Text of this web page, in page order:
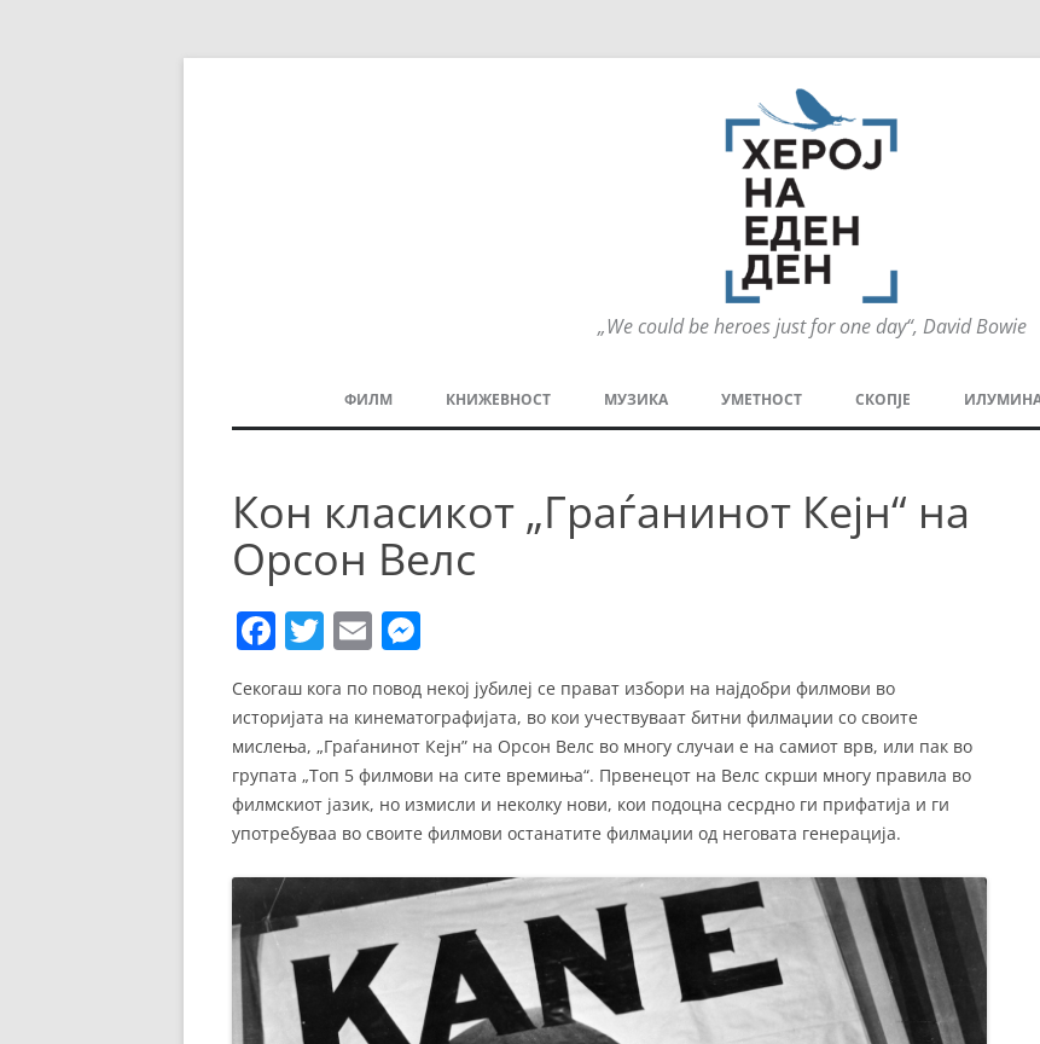
„We could be heroes just for one day“, David Bowie
содржината
ФИЛМ
ЕВРОПСКИ ФИЛМ
ФЕСТИВАЛИ
ФИЛМОПОЛИС
КНИЖЕВНОСТ МУЗИКА УМЕТНОСТ
ТЕАТАР
СКОПЈЕ
Кон класикот „Граѓанинот Кејн“ на
Орсон Велс
F
c
e
b
o
k
T
itt
er
E
ai
l
ss
e
n
g
Секогаш кога по повод некој јубилеј се прават избори на најдобри филмови во
историјата на кинематографијата, во кои учествуваат битни филмаџии со своите
мислења, „Граѓанинот Кејн” на Орсон Велс во многу случаи е на самиот врв, или пак во
групата „Топ 5 филмови на сите времиња“. Првенецот на Велс скрши многу правила во
филмскиот јазик, но измисли и неколку нови, кои подоцна сесрдно ги прифатија и ги
употребуваа во своите филмови останатите филмаџии од неговата генерација.